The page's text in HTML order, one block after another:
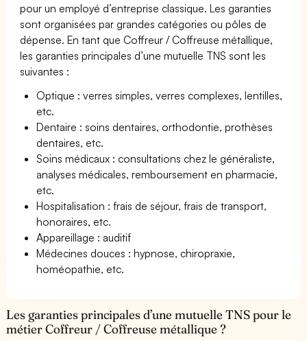
pour un employé d’entreprise classique. Les garanties
sont organisées par grandes catégories ou pôles de
dépense. En tant que Coffreur / Coffreuse métallique,
les garanties principales d’une mutuelle TNS sont les
suivantes :
Optique : verres simples, verres complexes, lentilles,
etc.
Dentaire : soins dentaires, orthodontie, prothèses
dentaires, etc.
Soins médicaux : consultations chez le généraliste,
analyses médicales, remboursement en pharmacie,
etc.
Hospitalisation : frais de séjour, frais de transport,
honoraires, etc.
Appareillage : auditif
Médecines douces : hypnose, chiropraxie,
homéopathie, etc.
Les garanties principales d’une mutuelle TNS pour le
métier Coffreur / Coffreuse métallique ?